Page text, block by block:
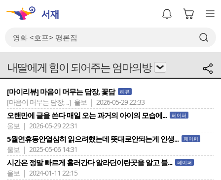
내딸에게 힘이 되어주는 엄마의방
[마이리뷰] 마음이 머무는 담장, 꽃담 리뷰
[마음이 머무는 담장, ..] 울보 | 2026-05-29 22:33
오랜만에 글을 쓴다 매일 오는 과거의 아이의 모습에... 페이퍼
울보 | 2026-05-29 22:31
5월연휴동안열심히 읽으려했는데 뜻대로안되는게 인생... 페이퍼
울보 | 2025-05-06 14:31
시간은 정말 빠르게 흘러간다 알라딘이란곳을 알고 블... 페이퍼
울보 | 2024-01-11 22:15